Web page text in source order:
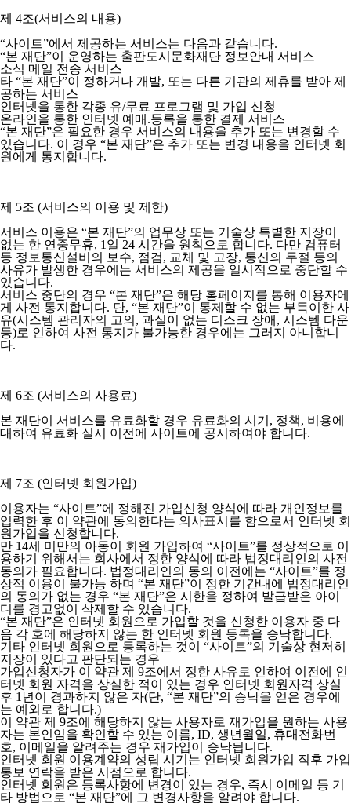
제 4조(서비스의 내용)
“사이트”에서 제공하는 서비스는 다음과 같습니다.
“본 재단”이 운영하는 출판도시문화재단 정보안내 서비스
소식 메일 전송 서비스
타 “본 재단”이 정하거나 개발, 또는 다른 기관의 제휴를 받아 제
공하는 서비스
인터넷을 통한 각종 유/무료 프로그램 및 가입 신청
온라인을 통한 인터넷 예매.등록을 통한 결제 서비스
“본 재단”은 필요한 경우 서비스의 내용을 추가 또는 변경할 수
있습니다. 이 경우 “본 재단”은 추가 또는 변경 내용을 인터넷 회
원에게 통지합니다.
제 5조 (서비스의 이용 및 제한)
서비스 이용은 “본 재단”의 업무상 또는 기술상 특별한 지장이
없는 한 연중무휴, 1일 24 시간을 원칙으로 합니다. 다만 컴퓨터
등 정보통신설비의 보수, 점검, 교체 및 고장, 통신의 두절 등의
사유가 발생한 경우에는 서비스의 제공을 일시적으로 중단할 수
있습니다.
서비스 중단의 경우 “본 재단”은 해당 홈페이지를 통해 이용자에
게 사전 통지합니다. 단, “본 재단”이 통제할 수 없는 부득이한 사
유(시스템 관리자의 고의, 과실이 없는 디스크 장애, 시스템 다운
등)로 인하여 사전 통지가 불가능한 경우에는 그러지 아니합니
다.
제 6조 (서비스의 사용료)
본 재단이 서비스를 유료화할 경우 유료화의 시기, 정책, 비용에
대하여 유료화 실시 이전에 사이트에 공시하여야 합니다.
제 7조 (인터넷 회원가입)
이용자는 “사이트”에 정해진 가입신청 양식에 따라 개인정보를
입력한 후 이 약관에 동의한다는 의사표시를 함으로서 인터넷 회
원가입을 신청합니다.
만 14세 미만의 아동이 회원 가입하여 “사이트”를 정상적으로 이
용하기 위해서는 회사에서 정한 양식에 따라 법정대리인의 사전
동의가 필요합니다. 법정대리인의 동의 이전에는 “사이트”를 정
상적 이용이 불가능 하며 “본 재단”이 정한 기간내에 법정대리인
의 동의가 없는 경우 “본 재단”은 시한을 정하여 발급받은 아이
디를 경고없이 삭제할 수 있습니다.
“본 재단”은 인터넷 회원으로 가입할 것을 신청한 이용자 중 다
음 각 호에 해당하지 않는 한 인터넷 회원 등록을 승낙합니다.
기타 인터넷 회원으로 등록하는 것이 “사이트”의 기술상 현저히
지장이 있다고 판단되는 경우
가입신청자가 이 약관 제 9조에서 정한 사유로 인하여 이전에 인
터넷 회원 자격을 상실한 적이 있는 경우 인터넷 회원자격 상실
후 1년이 경과하지 않은 자(단, “본 재단”의 승낙을 얻은 경우에
는 예외로 합니다.)
이 약관 제 9조에 해당하지 않는 사용자로 재가입을 원하는 사용
자는 본인임을 확인할 수 있는 이름, ID, 생년월일, 휴대전화번
호, 이메일을 알려주는 경우 재가입이 승낙됩니다.
인터넷 회원 이용계약의 성립 시기는 인터넷 회원가입 직후 가입
통보 연락을 받은 시점으로 합니다.
인터넷 회원은 등록사항에 변경이 있는 경우, 즉시 이메일 등 기
타 방법으로 “본 재단”에 그 변경사항을 알려야 합니다.